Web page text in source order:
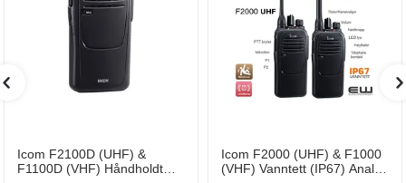
Icom F2100D (UHF) &
F1100D (VHF) Håndholdt
Icom F2000 (UHF) & F1000
(VHF) Vanntett (IP67) Analog